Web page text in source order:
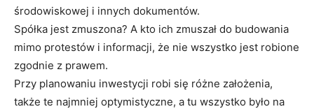
środowiskowej i innych dokumentów.
Spółka jest zmuszona? A kto ich zmuszał do budowania
mimo protestów i informacji, że nie wszystko jest robione
zgodnie z prawem.
Przy planowaniu inwestycji robi się różne założenia,
także te najmniej optymistyczne, a tu wszystko było na